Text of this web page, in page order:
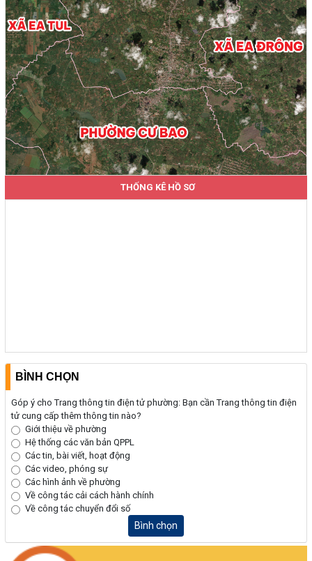
THỐNG KÊ HỒ SƠ
BÌNH CHỌN
Góp ý cho Trang thông tin điện tử phường: Bạn cần Trang thông tin điện
tử cung cấp thêm thông tin nào?
Giới thiệu về phường
Hệ thống các văn bản QPPL
Các tin, bài viết, hoạt động
Các video, phóng sự
Các hình ảnh về phường
Về công tác cải cách hành chính
Về công tác chuyển đổi số
Bình chọn